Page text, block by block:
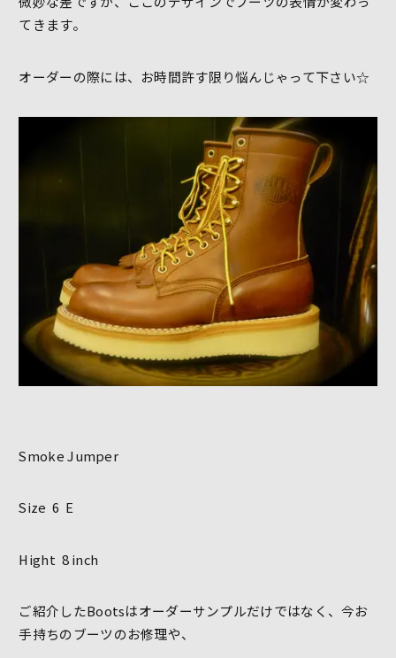
てきます。
オーダーの際には、お時間許す限り悩んじゃって下さい☆
Smoke Jumper
Size 6 E
Hight 8 inch
ご紹介したBootsはオーダーサンプルだけではなく、今お
手持ちのブーツのお修理や、